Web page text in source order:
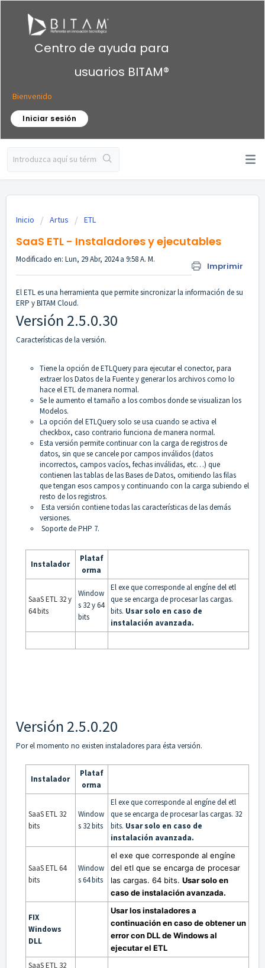
Centro de ayuda para
usuarios BITAM®
Bienvenido
Iniciar sesión
Inicio Artus ETL
SaaS ETL - Instaladores y ejecutables
Imprimir
Modificado en: Lun, 29 Abr, 2024 a 9:58 A. M.
El ETL es una herramienta que permite sincronizar la información de su
ERP y BITAM Cloud.
Versión 2.5.0.30
Características de la versión.
Tiene la opción de ETLQuery para ejecutar el conector, para
extraer los Datos de la Fuente y generar los archivos como lo
hace el ETL de manera normal.
Se le aumento el tamaño a los combos donde se visualizan los
Modelos.
La opción del ETLQuery solo se usa cuando se activa el
checkbox, caso contrario funciona de manera normal.
Esta versión permite continuar con la carga de registros de
datos, sin que se cancele por campos inválidos (datos
incorrectos, campos vacíos, fechas inválidas, etc…) que
contienen las tablas de las Bases de Datos, omitiendo las filas
que tengan esos campos y continuando con la carga subiendo el
resto de los registros.
Esta versión contiene todas las características de las demás
versiones.
Soporte de PHP 7.
Instalador
Plataf
orma
SaaS ETL 32 y
64 bits
Window
s 32 y 64
bits
El exe que corresponde al engíne del etl
que se encarga de procesar las cargas.
bits. Usar solo en caso de
instalación avanzada.
Versión 2.5.0.20
Por el momento no existen instaladores para ésta versión.
Instalador
Plataf
orma
SaaS ETL 32
bits
Window
s 32 bits
El exe que corresponde al engíne del etl
que se encarga de procesar las cargas. 32
bits. Usar solo en caso de
instalación avanzada.
SaaS ETL 64
bits
Window
s 64 bits
el exe que corresponde al engíne
del etl que se encarga de procesar
las cargas. 64 bits. Usar solo en
caso de instalación avanzada.
FIX
Windows
DLL
Usar los instaladores a
continuación en caso de obtener un
error con DLL de Windows al
ejecutar el ETL
SaaS ETL 32